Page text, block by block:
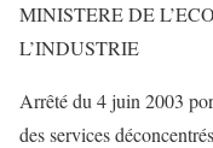
MINISTERE DE
L’INDUSTRIE
Arrêté du 4 juin 2003
des services